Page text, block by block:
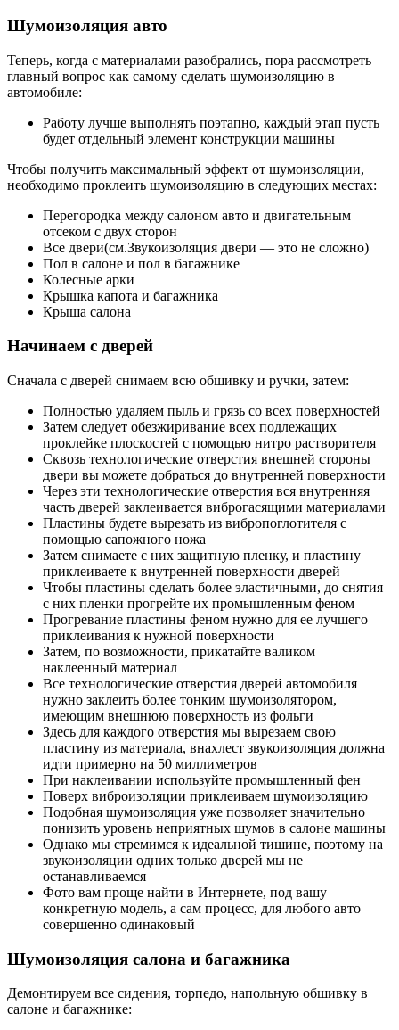
Шумоизоляция авто
Теперь, когда с материалами разобрались, пора рассмотреть
главный вопрос как самому сделать шумоизоляцию в
автомобиле:
Работу лучше выполнять поэтапно, каждый этап пусть
будет отдельный элемент конструкции машины
Чтобы получить максимальный эффект от шумоизоляции,
необходимо проклеить шумоизоляцию в следующих местах:
Перегородка между салоном авто и двигательным
отсеком с двух сторон
Все двери(см.Звукоизоляция двери — это не сложно)
Пол в салоне и пол в багажнике
Колесные арки
Крышка капота и багажника
Крыша салона
Начинаем с дверей
Сначала с дверей снимаем всю обшивку и ручки, затем:
Полностью удаляем пыль и грязь со всех поверхностей
Затем следует обезжиривание всех подлежащих
проклейке плоскостей с помощью нитро растворителя
Сквозь технологические отверстия внешней стороны
двери вы можете добраться до внутренней поверхности
Через эти технологические отверстия вся внутренняя
часть дверей заклеивается виброгасящими материалами
Пластины будете вырезать из вибропоглотителя с
помощью сапожного ножа
Затем снимаете с них защитную пленку, и пластину
приклеиваете к внутренней поверхности дверей
Чтобы пластины сделать более эластичными, до снятия
с них пленки прогрейте их промышленным феном
Прогревание пластины феном нужно для ее лучшего
приклеивания к нужной поверхности
Затем, по возможности, прикатайте валиком
наклеенный материал
Все технологические отверстия дверей автомобиля
нужно заклеить более тонким шумоизолятором,
имеющим внешнюю поверхность из фольги
Здесь для каждого отверстия мы вырезаем свою
пластину из материала, внахлест звукоизоляция должна
идти примерно на 50 миллиметров
При наклеивании используйте промышленный фен
Поверх виброизоляции приклеиваем шумоизоляцию
Подобная шумоизоляция уже позволяет значительно
понизить уровень неприятных шумов в салоне машины
Однако мы стремимся к идеальной тишине, поэтому на
звукоизоляции одних только дверей мы не
останавливаемся
Фото вам проще найти в Интернете, под вашу
конкретную модель, а сам процесс, для любого авто
совершенно одинаковый
Шумоизоляция салона и багажника
Демонтируем все сидения, торпедо, напольную обшивку в
салоне и багажнике: